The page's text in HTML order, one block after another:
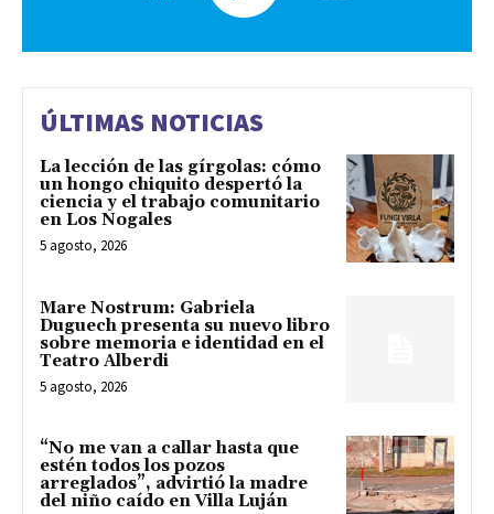
ÚLTIMAS NOTICIAS
La lección de las gírgolas: cómo
un hongo chiquito despertó la
ciencia y el trabajo comunitario
en Los Nogales
5 agosto, 2026
Mare Nostrum: Gabriela
Duguech presenta su nuevo libro
sobre memoria e identidad en el
Teatro Alberdi
5 agosto, 2026
“No me van a callar hasta que
estén todos los pozos
arreglados”, advirtió la madre
del niño caído en Villa Luján